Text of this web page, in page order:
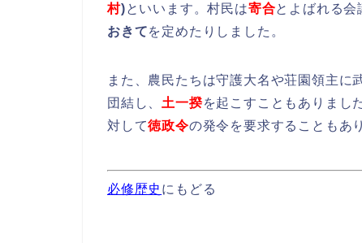
村)といいます。村民は寄合とよばれる
おきてを定めたりしました。
また、農民たちは守護大名や荘園領主に
団結し、 土一揆を起こすこともありまし
対して徳政令の発令を要求することもあ
必修歴史 にもどる